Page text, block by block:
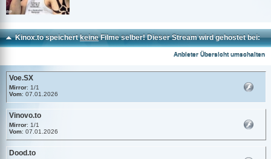
Kinox.to speichertkeineFilme selber! Dieser Stream wird gehostet bei:
Anbieter Übersicht umschalten
Voe.SX
Mirror: 1/1
Vom: 07.01.2026
Vinovo.to
Mirror: 1/1
Vom: 07.01.2026
Dood.to